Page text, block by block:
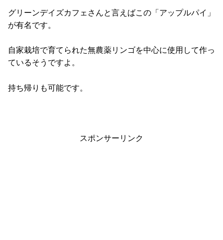
グリーンデイズカフェさんと言えばこの「アップルパイ」
が有名です。
自家栽培で育てられた無農薬リンゴを中心に使用して作っ
ているそうですよ。
持ち帰りも可能です。
スポンサーリンク